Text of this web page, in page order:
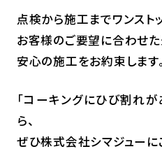
点検から施工までワンスト
お客様のご要望に合わせた
安心の施工をお約束します。
「コーキングにひび割れ
ら、
ぜひ株式会社シマジューに